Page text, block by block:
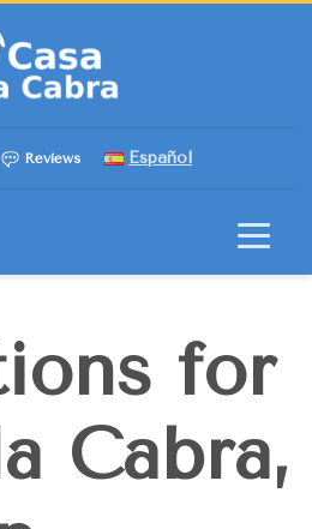
Reviews Español
for
Cabra,